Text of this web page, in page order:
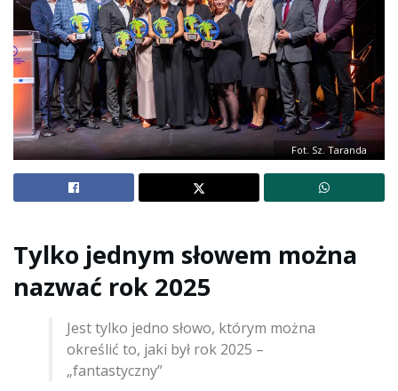
Fot. Sz. Taranda
Tylko jednym słowem można
nazwać rok 2025
Jest tylko jedno słowo, którym można
określić to, jaki był rok 2025 –
„fantastyczny”